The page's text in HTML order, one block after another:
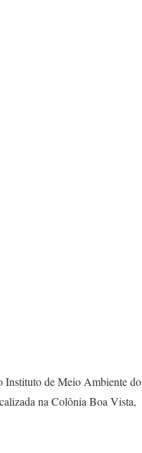
de Meio Ambiente do
na Colônia Boa Vista,